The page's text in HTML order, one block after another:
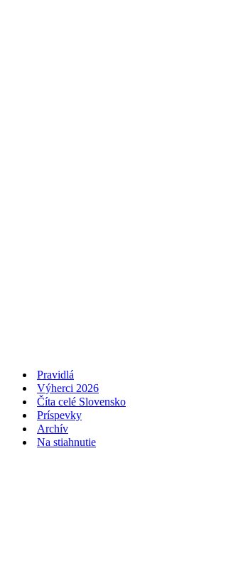
Pravidlá
Výherci 2026
Číta celé Slovensko
Príspevky
Archív
Na stiahnutie